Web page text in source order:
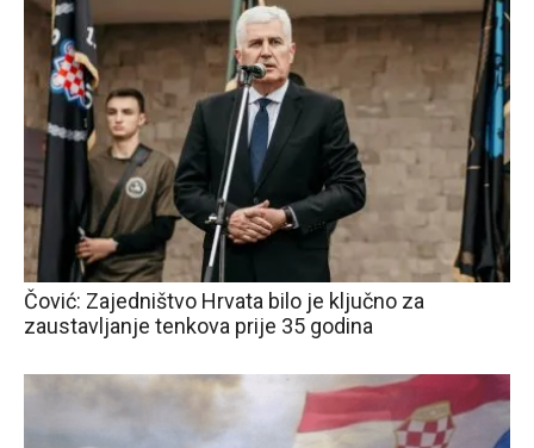
Čović: Zajedništvo Hrvata bilo je ključno za
zaustavljanje tenkova prije 35 godina